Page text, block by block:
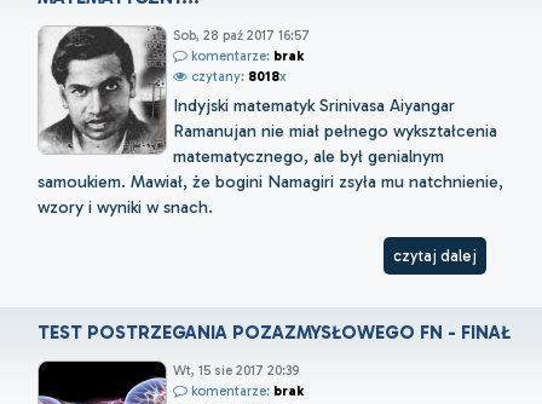
Sob, 28 paź 2017 16:57
komentarze: brak
czytany: 8018x
Indyjski matematyk Srinivasa Aiyangar
Ramanujan nie miał pełnego wykształcenia
matematycznego, ale był genialnym
samoukiem. Mawiał, że bogini Namagiri zsyła mu natchnienie,
wzory i wyniki w snach.
czytaj dalej
TEST POSTRZEGANIA POZAZMYSŁOWEGO FN - FINAŁ
Wt, 15 sie 2017 20:39
komentarze: brak